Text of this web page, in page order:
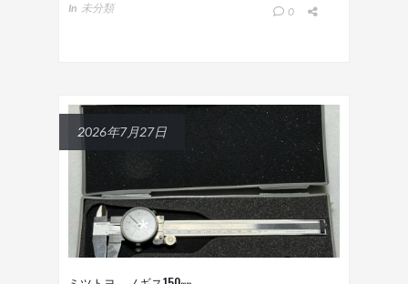
In 未分類 0
2026年7月27日